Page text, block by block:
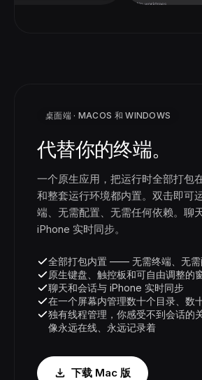
桌面端 · MACOS 和 WINDOWS
代替你的终端。
一个原生应用，把运行时全部打
和整套运行环境都内置。双击即可
端、无需配置、无需任何依赖。聊
iPhone 实时同步。
全部打包内置 —— 无需终端、无需
原生键盘、触控板和可自由调整的
聊天和会话与 iPhone 实时同步
在一个屏幕内管理数十个目录、数
独有线程管理，你感受不到会话的
像永远在线、永远记录着
下载 Mac 版